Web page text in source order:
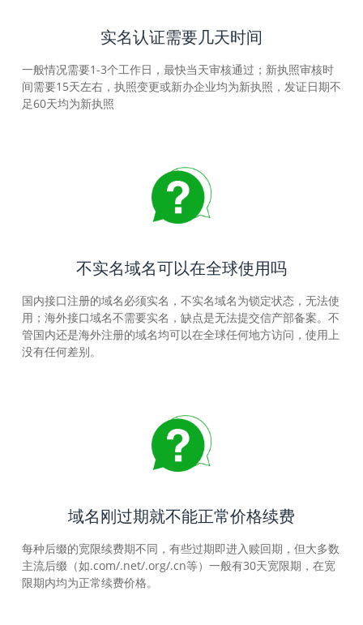
实名认证需要几天时间
一般情况需要1-3个工作日，最快当天审核通过；新执照审核时
间需要15天左右，执照变更或新办企业均为新执照，发证日期不
足60天均为新执照
不实名域名可以在全球使用吗
国内接口注册的域名必须实名，不实名域名为锁定状态，无法使
用；海外接口域名不需要实名，缺点是无法提交信产部备案。不
管国内还是海外注册的域名均可以在全球任何地方访问，使用上
没有任何差别。
域名刚过期就不能正常价格续费
每种后缀的宽限续费期不同，有些过期即进入赎回期，但大多数
主流后缀（如.com/.net/.org/.cn等）一般有30天宽限期，在宽
限期内均为正常续费价格。